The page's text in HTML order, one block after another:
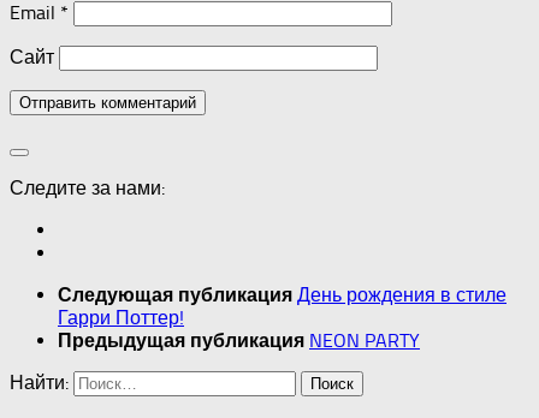
Email *
Сайт
Следите за нами:
Следующая публикация День рождения в стиле
Гарри Поттер!
Предыдущая публикация NEON PARTY
Найти: